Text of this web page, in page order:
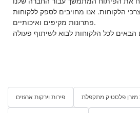
הלקוחות. אנו מחויבים לספק ללקוחות
פתרונות מקיפים ואיכותיים.
פירות וירקות ארגזים מזרן פלסטיק מתקפלת